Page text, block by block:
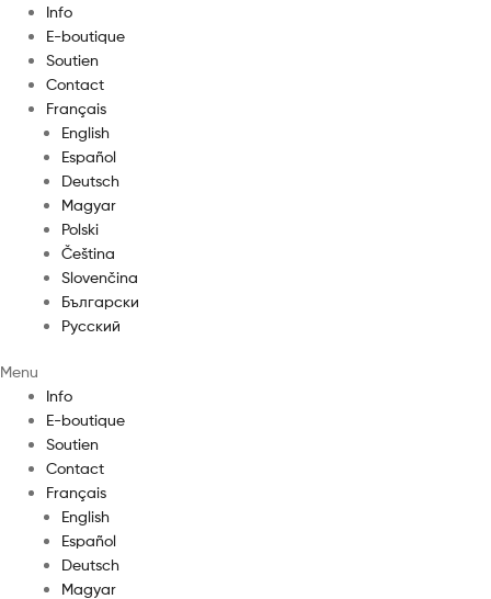
Info
E-boutique
Soutien
Contact
Français
English
Español
Deutsch
Magyar
Polski
Čeština
Slovenčina
Български
Русский
Menu
Info
E-boutique
Soutien
Contact
Français
English
Español
Deutsch
Magyar